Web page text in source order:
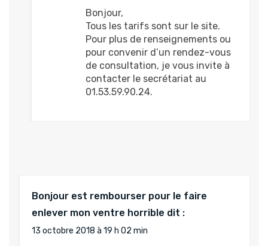
Bonjour est rembourser pour le faire
enlever mon ventre horrible dit :
13 octobre 2018 à 19 h 02 min
Bonjour,
Tous les tarifs sont sur le site.
Pour plus de renseignements ou
pour convenir d’un rendez-vous
de consultation, je vous invite à
contacter le secrétariat au
01.53.59.90.24.